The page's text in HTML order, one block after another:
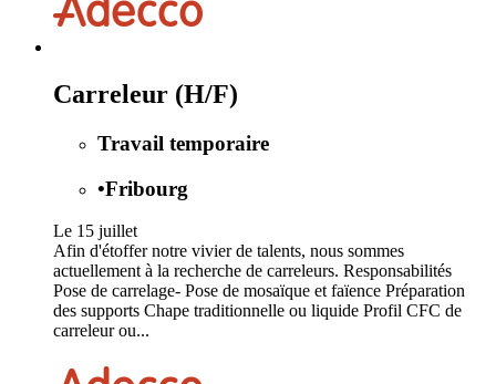
Carreleur (H/F)
Travail temporaire
•Fribourg
Le 15 juillet
Afin d'étoffer notre vivier de talents, nous sommes
actuellement à la recherche de carreleurs. Responsabilités
Pose de carrelage- Pose de mosaïque et faïence Préparation
des supports Chape traditionnelle ou liquide Profil CFC de
carreleur ou...